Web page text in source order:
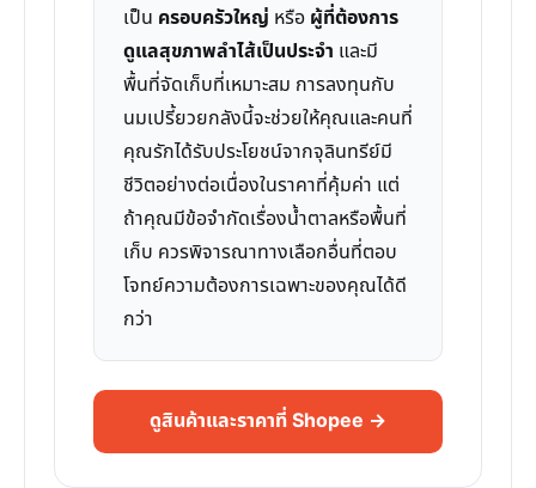
เป็น ครอบครัวใหญ่ หรือ ผู้ที่ต้องการ
ดูแลสุขภาพลำไส้เป็นประจำ และมี
พื้นที่จัดเก็บที่เหมาะสม การลงทุนกับ
นมเปรี้ยวยกลังนี้จะช่วยให้คุณและคนที่
คุณรักได้รับประโยชน์จากจุลินทรีย์มี
ชีวิตอย่างต่อเนื่องในราคาที่คุ้มค่า แต่
ถ้าคุณมีข้อจำกัดเรื่องน้ำตาลหรือพื้นที่
เก็บ ควรพิจารณาทางเลือกอื่นที่ตอบ
โจทย์ความต้องการเฉพาะของคุณได้ดี
กว่า
ดูสินค้าและราคาที่ Shopee →